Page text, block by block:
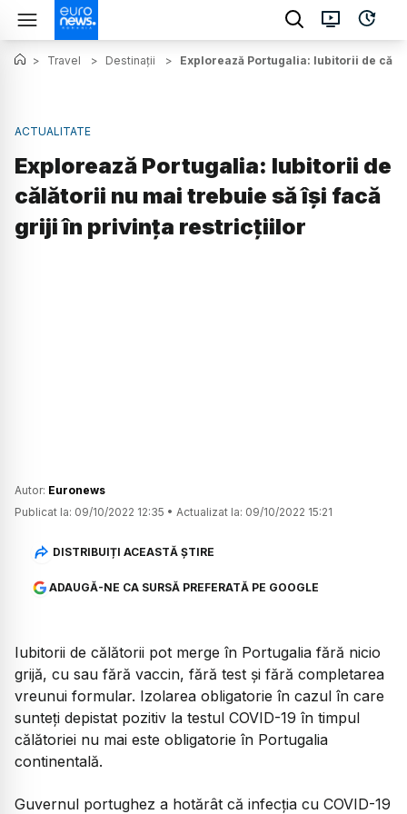
> Travel > Destinații > Explorează Portugalia: Iubitorii de
ACTUALITATE
Explorează Portugalia: Iubitorii de
călătorii nu mai trebuie să își facă
griji în privința restricțiilor
Autor: Euronews
Publicat la: 09/10/2022 12:35 • Actualizat la: 09/10/2022 15:21
DISTRIBUIȚI ACEASTĂ ȘTIRE
ADAUGĂ-NE CA SURSĂ PREFERATĂ PE GOOGLE
Iubitorii de călătorii pot merge în Portugalia fără nicio
grijă, cu sau fără vaccin, fără test și fără completarea
vreunui formular. Izolarea obligatorie în cazul în care
sunteți depistat pozitiv la testul COVID-19 în timpul
călătoriei nu mai este obligatorie în Portugalia
continentală.
Guvernul portughez a hotărât că infecția cu COVID-19